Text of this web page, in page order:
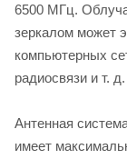
6500 МГц.
зеркалом может
компьютерных
радиосвязи и т. д.
Антенная
имеет